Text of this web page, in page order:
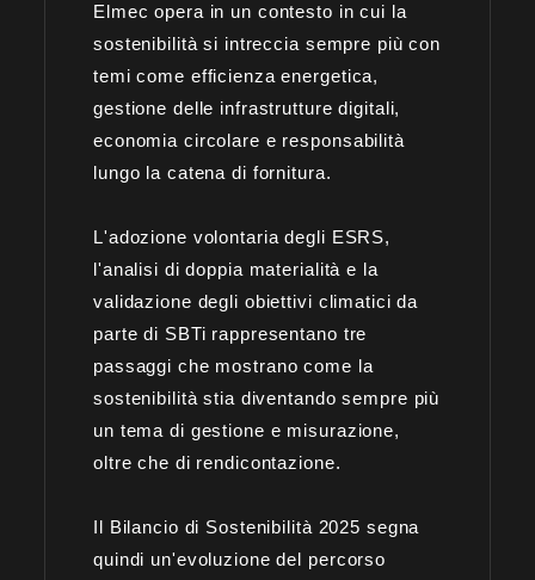
Elmec opera in un contesto in cui la
sostenibilità si intreccia sempre più con
temi come efficienza energetica,
gestione delle infrastrutture digitali,
economia circolare e responsabilità
lungo la catena di fornitura.
L'adozione volontaria degli ESRS,
l'analisi di doppia materialità e la
validazione degli obiettivi climatici da
parte di SBTi rappresentano tre
passaggi che mostrano come la
sostenibilità stia diventando sempre più
un tema di gestione e misurazione,
oltre che di rendicontazione.
Il Bilancio di Sostenibilità 2025 segna
quindi un'evoluzione del percorso